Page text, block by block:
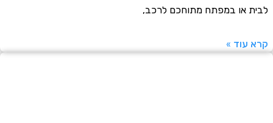
או במפתח מתוחכם לרכב,
»